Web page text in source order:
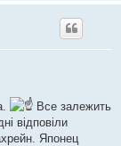
Все залежить
відповіли
Японец